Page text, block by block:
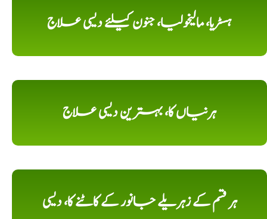
ہسٹریا، مالیخولیا، جنون کیلئے دیسی علاج
ہرنیاں کا، بہترین دیسی علاج
ہر قسم کے زہریلے جانور کے کاٹنے کا، دیسی